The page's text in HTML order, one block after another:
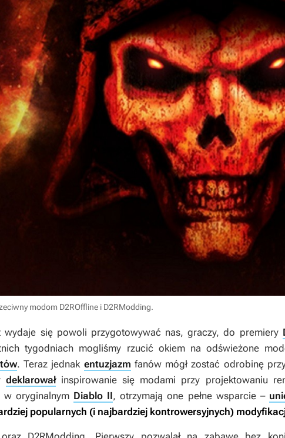
modom D2ROffline i D2RModding.
wydaje się powoli przygotowywać nas, graczy, do premiery
tygodniach mogliśmy rzucić okiem na odświeżone
. Teraz jednak entuzjazm fanów mógł zostać odrobinę
deklarowałinspirowanie się modami przy projektowaniu
w oryginalnym Diablo II, otrzymają one pełne wsparcie –
popularnych (i najbardziej kontrowersyjnych)